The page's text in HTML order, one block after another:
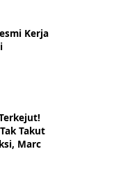
Kerja
Takut
Marc